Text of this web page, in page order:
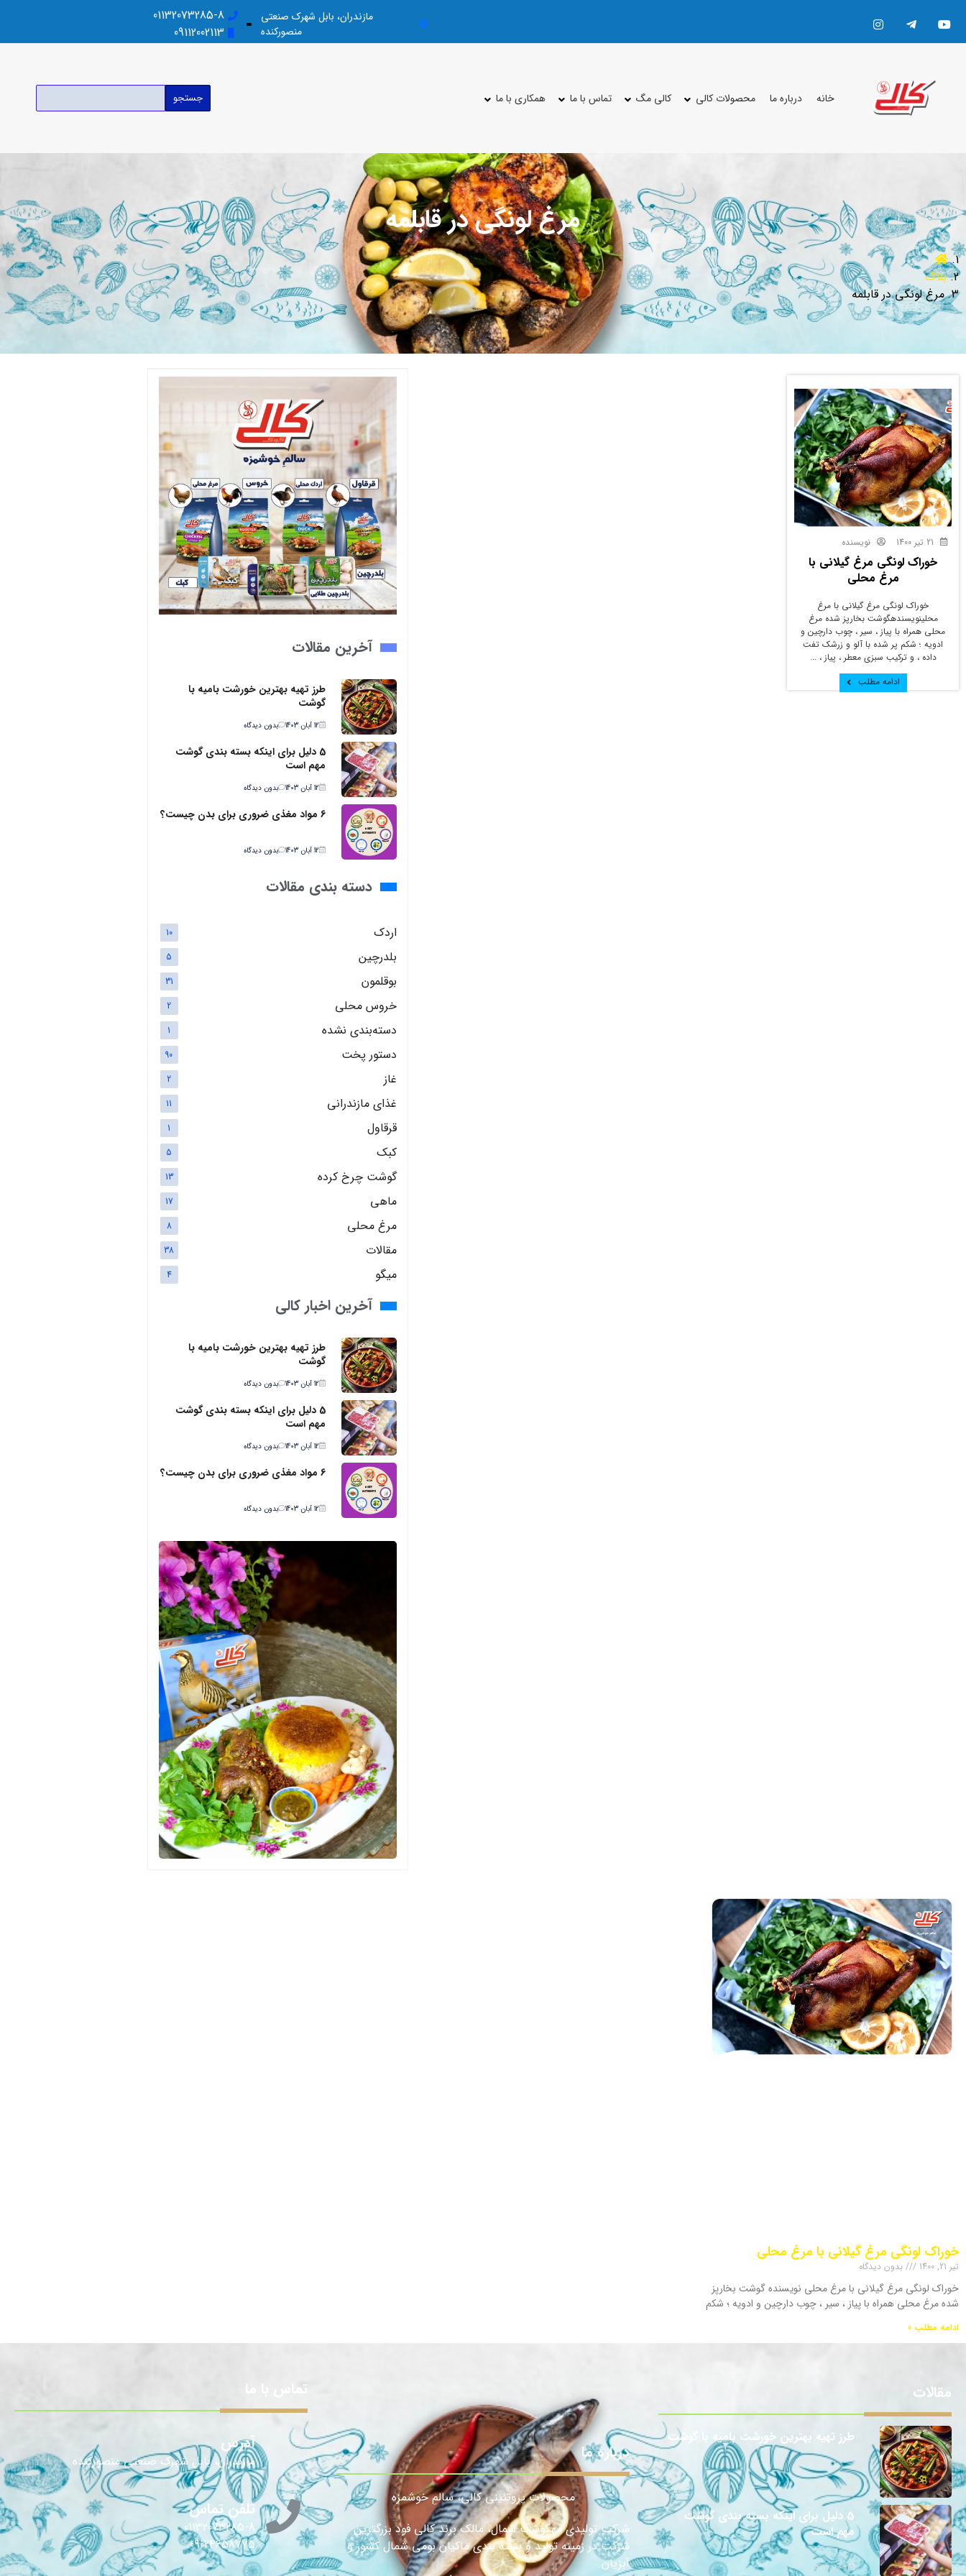
مازندران، بابل شهرک صنعتی
منصورکنده
01132073285-8
09112002113
خانه درباره ما محصولات کالی کالی مگ تماس با ما همکاری با ما جستجو
مرغ لونگی در قابلمه
بلاگ
مرغ لونگی در قابلمه
نویسنده
خوراک لونگی مرغ گیلانی با
مرغ محلی
خوراک لونگی مرغ گیلانی با مرغ
محلینویسندهگوشت بخارپز شده مرغ
محلی همراه با پیاز ، سیر ، چوب دارچین و
ادویه ؛ شکم پر شده با آلو و زرشک تفت
داده ، و ترکیب سبزی معطر ، پیاز ، ...
ادامه مطلب
آخرین مقالات
طرز تهیه بهترین خورشت بامیه با
گوشت
12 آبان 1403 بدون دیدگاه
5 دلیل برای اینکه بسته بندی گوشت
مهم است
12 آبان 1403 بدون دیدگاه
6 مواد مغذی ضروری برای بدن چیست؟
12 آبان 1403 بدون دیدگاه
دسته بندی مقالات
اردک 10
بلدرچین 5
بوقلمون 31
خروس محلی 2
دسته‌بندی نشده 1
دستور پخت 90
غاز 2
غذای مازندرانی 11
قرقاول 1
کبک 5
گوشت چرخ کرده 13
ماهی 17
مرغ محلی 8
مقالات 38
میگو 4
آخرین اخبار کالی
طرز تهیه بهترین خورشت بامیه با
گوشت
12 آبان 1403 بدون دیدگاه
5 دلیل برای اینکه بسته بندی گوشت
مهم است
12 آبان 1403 بدون دیدگاه
6 مواد مغذی ضروری برای بدن چیست؟
12 آبان 1403 بدون دیدگاه
خوراک لونگی مرغ گیلانی با مرغ محلی
تیر 21, 1400 بدون دیدگاه
خوراک لونگی مرغ گیلانی با مرغ محلی نویسنده گوشت بخارپز
شده مرغ محلی همراه با پیاز ، سیر ، چوب دارچین و ادویه ؛ شکم
ادامه مطلب »
مقالات
طرز تهیه بهترین خورشت بامیه با گوشت
12 آبان 1403
5 دلیل برای اینکه بسته بندی گوشت
مهم است
12 آبان 1403
درباره ما
محصولات پروتئینی کالی، سالمِ خوشمزه
شرکت تولیدی مهگوشت شمال، مالک برند کالی فود بزرگترین
شرکت در زمینه تولید و بسته بندی ماکیان بومی شمال کشور و
آبزیان
تماس با ما
آدرس
مازندران، بابل شهرک صنعتی منصورکنده
تلفن تماس
01132073285-8
09024658775